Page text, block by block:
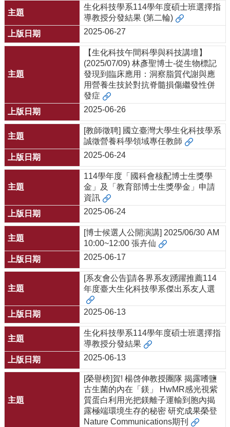
生化科技學系114學年度碩士班選擇指
導教授分發結果 (第二輪)
2025-06-27
【生化科技午間科學與科技講壇】
(2025/07/09) 林彥聖博士-從生物標記
發現到臨床應用：洞察脂質代謝與應
用營養生技於對抗脊髓損傷繼發性併
發症
2025-06-26
[教師徵聘] 國立臺灣大學生化科技學系
誠徵營養科學領域專任教師
2025-06-24
114學年度「國科會核配博士生獎學
金」及「教育部博士生獎學金」申請
資訊
2025-06-24
[博士候選人公開演講] 2025/06/30 AM
10:00~12:00 張卉仙
2025-06-17
[系友會公告]請各界系友踴躍推薦114
年度臺大生化科技學系傑出系友人選
2025-06-13
生化科技學系114學年度碩士班選擇指
導教授分發結果
2025-06-13
[榮譽榜]賀! 楊啓伸教授團隊 揭露嗜鹽
古生菌的內在「鎂」 HwMR感光視紫
質蛋白利用光把鎂離子運輸到胞內揭
露極端環境生存的秘密 研究成果榮登
Nature Communications期刊